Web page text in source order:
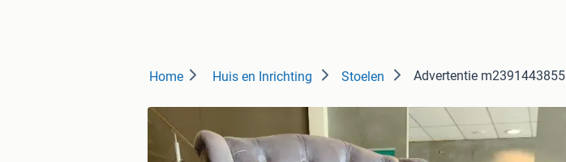
Home Huis en Inrichting Stoelen Advertentie m2391443855